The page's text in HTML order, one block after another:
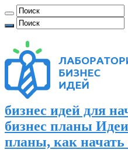
бизнес идей для
бизнес планы
планы, как начать